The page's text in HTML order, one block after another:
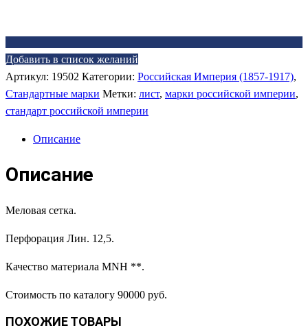
Добавить в список желаний
Артикул: 19502 Категории: Российская Империя (1857-1917),
Стандартные марки Метки: лист, марки российской империи,
стандарт российской империи
Описание
Описание
Меловая сетка.
Перфорация Лин. 12,5.
Качество материала MNH **.
Стоимость по каталогу 90000 руб.
ПОХОЖИЕ ТОВАРЫ